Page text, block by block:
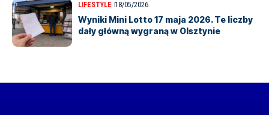
LIFESTYLE 18/05/2026
Wyniki Mini Lotto 17 maja 2026. Te liczby
dały główną wygraną w Olsztynie